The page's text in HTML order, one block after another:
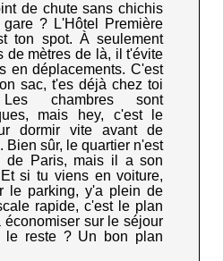
de chute sans chichis
? L'Hôtel Première
ton spot. À seulement
de mètres de là, il t'évite
en déplacements. C'est
sac, t'es déjà chez toi
chambres sont
mais hey, c'est le
dormir vite avant de
Bien sûr, le quartier n'est
de Paris, mais il a son
si tu viens en voiture,
le parking, y'a plein de
rapide, c'est le plan
économiser sur le séjour
le reste ? Un bon plan